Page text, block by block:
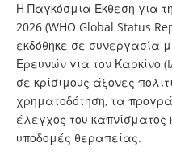
Η Παγκόσμια Έκθεση για
2026 (WHO Global Status
εκδόθηκε σε συνεργασία
Ερευνών για τον Καρκίνο
σε κρίσιμους άξονες
χρηματοδότηση, τα
έλεγχος του καπνίσματος
υποδομές θεραπείας.